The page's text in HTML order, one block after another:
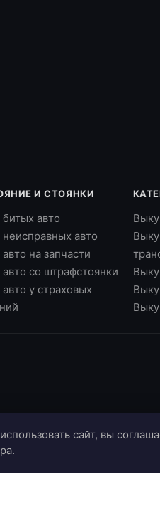
И СТОЯНКИ
авто
авто
на запчасти
со штрафстоянки
у страховых
Страхование ОСАГО
сайт, вы